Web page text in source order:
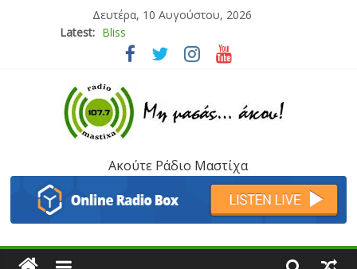
Δευτέρα, 10 Αυγούστου, 2026
Latest: Bliss
Μάνος Τρυπιάς & Γιώργος Στρατάκης
Ιορδάνης Αγαπητός
Μαριάννα Μασάδη
Τάνια Μπρεάζου
Ακούτε Ράδιο Μαστίχα